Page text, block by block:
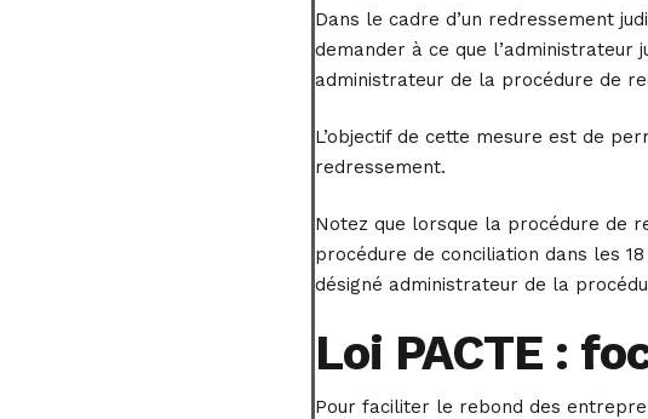
Dans le cadre d’un redressement
demander à ce que l’administrateur
administrateur de la procédure de
L’objectif de cette mesure est de
redressement.
Notez que lorsque la procédure de
procédure de conciliation dans les
désigné administrateur de la
Loi PACTE :
Pour faciliter le rebond des